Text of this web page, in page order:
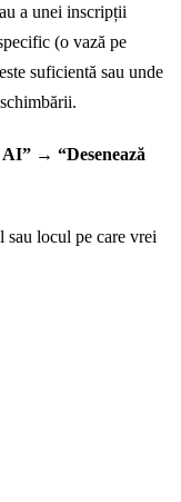
a unei inscripții
(o vază pe
suficientă sau unde
AI” → “Desenează
sau locul pe care vrei